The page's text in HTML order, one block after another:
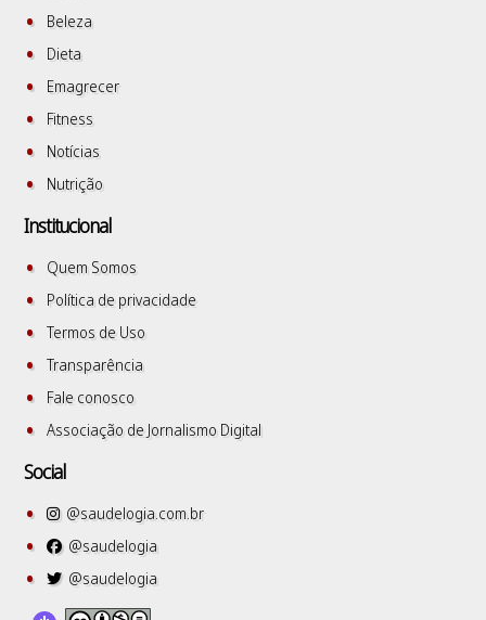
Beleza
Dieta
Emagrecer
Fitness
Notícias
Nutrição
Institucional
Quem Somos
Política de privacidade
Termos de Uso
Transparência
Fale conosco
Associação de Jornalismo Digital
Social
@saudelogia.com.br
@saudelogia
@saudelogia